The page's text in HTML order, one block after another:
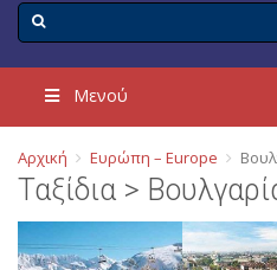
Μενού
Αρχική Ευρώπη – Europe
Ταξίδια >